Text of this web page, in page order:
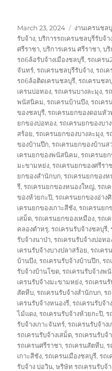
Posted
on
March 23, 2024 Tags
งานเครนชล
รับจ้าง,บริการรถเครนชลบุรีรับจ้า
ศรีราชา,บริการเครน ศรีราชา,บริ
รถ6ล้อรับจ้างเมืองชลบุรี,รถเครน
จันทร์,รถเครนชลบุรีรับจ้าง,รถเ
รถ6ล้อติดเครนชลบุรี,รถเครนชล
เครนบ่อทอง,รถเครนบางละมุง,ร
พนัสนิคม,รถเครนบ้านบึง,รถเคร
ของชลบุรี,รถเครนยกของดอนหัว
ยกของบ่อทอง,รถเครนยกของบา
สร้อย,รถเครนยกของบางละมุง,ร
ของบ้านปึก,รถเครนยกของบ้านส
เครนยกของพนัสนิคม,รถเครนย
มะขามหย่ง,รถเครนยกของศรีรา
ยกของสำนักบก,รถเครนยกของ
รี,รถเครนยกของหนองใหญ่,รถเ
ของห้วยกะปิ,รถเครนยกของอ่าง
เครนยกของเกาะสีชัง,รถเครนยก
เสม็ด,รถเครนยกของเหมือง,รถเ
คลองตำหรุ,รถเครนรับจ้างชลบุรี,
รับจ้างนาป่า,รถเครนรับจ้างบ่อทอ
เครนรับจ้างบางปลาสร้อย,รถเคร
บ้านบึง,รถเครนรับจ้างบ้านปึก,รถ
รับจ้างบ้านโขด,รถเครนรับจ้างพ
เครนรับจ้างมะขามหย่ง,รถเครน
สัตหีบ,รถเครนรับจ้างสำนักบก,ร
เครนรับจ้างหนองรี,รถเครนรับจ้
ไม้แดง,รถเครนรับจ้างห้วยกะปิ,ร
รับจ้างเกาะจันทร์,รถเครนรับจ้าง
รถเครนรับจ้างเสม็ด,รถเครนรับจ้
รถเครนศรีราชา,รถเครนสัตหีบ,ร
เกาะสีชัง,รถเครนเมืองชลบุรี,รถ
รับจ้าง บ่อวิน,ษริษัท รถเครนรับจ้